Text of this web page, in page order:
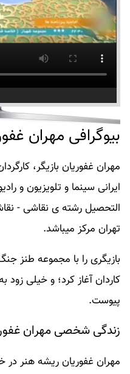
بیوگرافی مهران
مهران غفوریان بازیگر،
ایرانی سینما و تلویزیون و
التحصیل رشته ی نقاشی -
تهران مرکز میباشد.
کاردان آغاز کرد؛ و خیلی زود
پیوست.
زندگی شخصی مهران
مهران غفوریان ریشه هنر در